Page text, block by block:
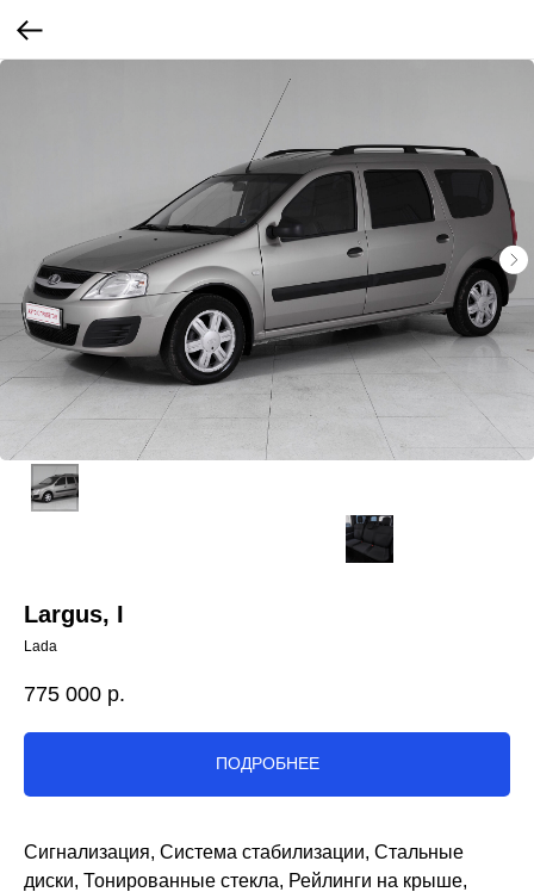
Largus, I
Lada
775 000 р.
ПОДРОБНЕЕ
Сигнализация, Система стабилизации, Стальные
диски, Тонированные стекла, Рейлинги на крыше,